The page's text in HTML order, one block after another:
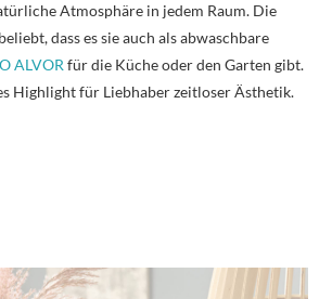
Atmosphäre in jedem Raum. Die
dass es sie auch als abwaschbare
ALVORfür die Küche oder den Garten gibt.
Highlight für Liebhaber zeitloser Ästhetik.